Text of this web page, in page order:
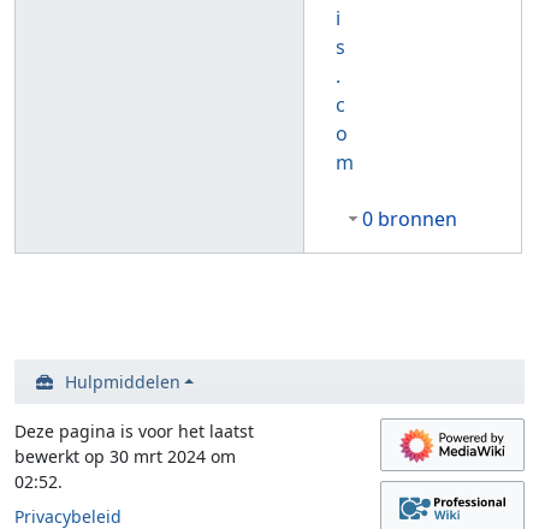
i
s
.
c
o
m
0 bronnen
Hulpmiddelen
Deze pagina is voor het laatst
bewerkt op 30 mrt 2024 om
02:52.
Privacybeleid